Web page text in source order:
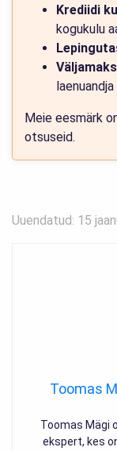
Krediidi
kogukulu
Meie eesmärk
otsuseid.
Uuendatud: 15
Toomas
Toomas Mägi
ekspert, kes